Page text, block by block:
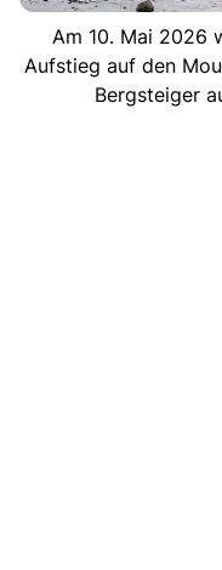
Am 10. Mai 2026
Aufstieg auf den
Bergsteiger